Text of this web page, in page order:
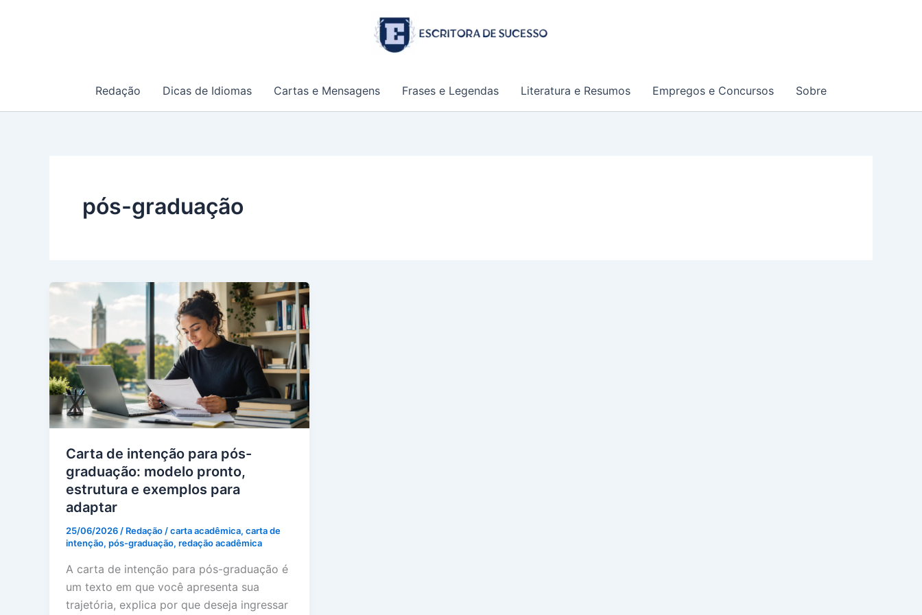
Redação Dicas de Idiomas Cartas e Mensagens Frases e Legendas Literatura e Resumos Empregos e Concursos Sobre
pós-graduação
Carta de intenção para pós-
graduação: modelo pronto,
estrutura e exemplos para
adaptar
25/06/2026 / Redação /carta acadêmica, carta de
intenção, pós-graduação, redação acadêmica
A carta de intenção para pós-graduação é
um texto em que você apresenta sua
trajetória, explica por que deseja ingressar